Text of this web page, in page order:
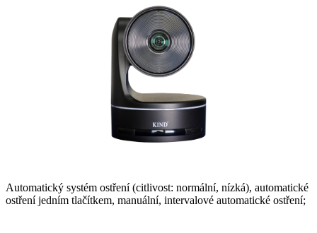
Automatický systém ostření (citlivost: normální, nízká), automatické
ostření jedním tlačítkem, manuální, intervalové automatické ostření;